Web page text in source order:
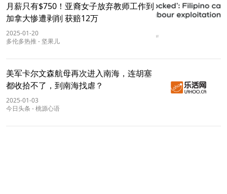
月薪只有$750！亚裔女子放弃教师工作到
加拿大惨遭剥削 获赔12万
2025-01-20
多伦多热推 - 坚果儿
美军卡尔文森航母再次进入南海，连胡塞
都收拾不了，到南海找虐？
2025-01-03
今日头条 -桃源心语